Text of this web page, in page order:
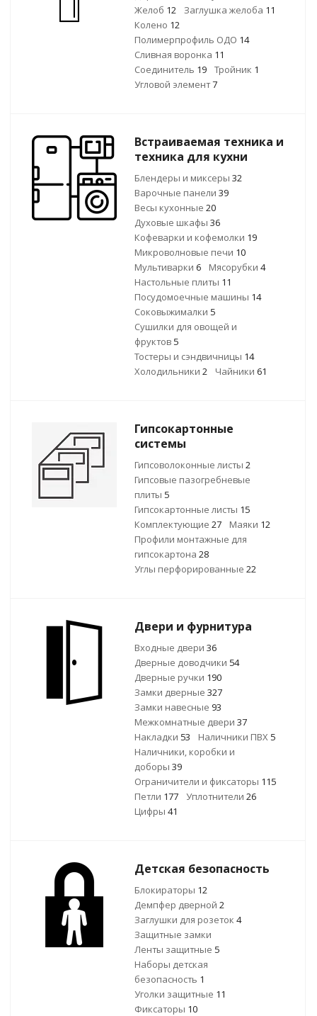
Желоб 12 Заглушка желоба 11
Колено 12
Полимерпрофиль ОДО 14
Сливная воронка 11
Соединитель 19 Тройник 1
Угловой элемент7
Встраиваемая техника и
техника для кухни
Блендеры и миксеры 32
Варочные панели 39
Весы кухонные 20
Духовые шкафы 36
Кофеварки и кофемолки 19
Микроволновые печи 10
Мультиварки 6 Мясорубки 4
Настольные плиты 11
Посудомоечные машины 14
Соковыжималки 5
Сушилки для овощей и
фруктов 5
Тостеры и сэндвичницы 14
Холодильники 2 Чайники 61
Гипсокартонные
системы
Гипсоволоконные листы 2
Гипсовые пазогребневые
плиты 5
Гипсокартонные листы 15
Комплектующие 27 Маяки 12
Профили монтажные для
гипсокартона 28
Углы перфорированные 22
Двери и фурнитура
Входные двери 36
Дверные доводчики 54
Дверные ручки 190
Замки дверные 327
Замки навесные 93
Межкомнатные двери 37
Накладки 53 Наличники ПВХ 5
Наличники, коробки и
доборы 39
Ограничители и фиксаторы 115
Петли 177 Уплотнители 26
Цифры 41
Детская безопасность
Блокираторы 12
Демпфер дверной 2
Заглушки для розеток 4
Защитные замки
Ленты защитные 5
Наборы детская
безопасность 1
Уголки защитные 11
Фиксаторы 10